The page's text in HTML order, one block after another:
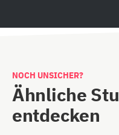
NOCH UNSICHER?
Ähnliche
entdecken